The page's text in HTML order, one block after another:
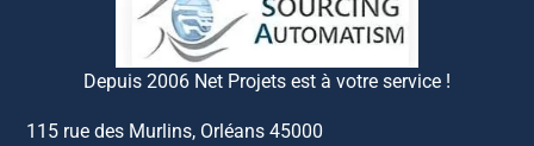
Depuis 2006 Net Projets est à votre service !
115 rue des Murlins, Orléans 45000